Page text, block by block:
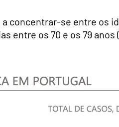
concentrar-se entre os
entre os 70 e os 79 anos